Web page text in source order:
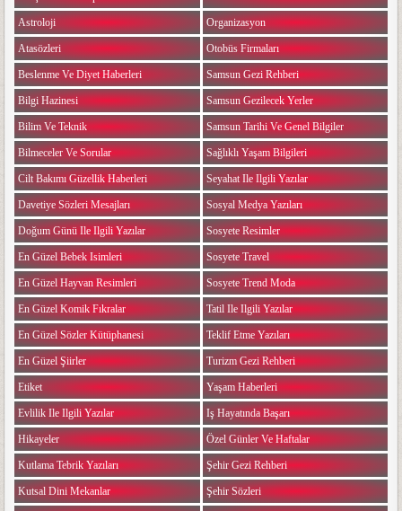
Astroloji
Atasözleri
Beslenme Ve Diyet Haberleri
Bilgi Hazinesi
Bilim Ve Teknik
Bilmeceler Ve Sorular
Cilt Bakımı Güzellik Haberleri
Davetiye Sözleri Mesajları
Doğum Günü Ile Ilgili Yazılar
En Güzel Bebek Isimleri
En Güzel Hayvan Resimleri
En Güzel Komik Fıkralar
En Güzel Sözler Kütüphanesi
En Güzel Şiirler
Etiket
Evlilik Ile Ilgili Yazılar
Hikayeler
Kutlama Tebrik Yazıları
Kutsal Dini Mekanlar
Organizasyon
Otobüs Firmaları
Samsun Gezi Rehberi
Samsun Gezilecek Yerler
Samsun Tarihi Ve Genel Bilgiler
Sağlıklı Yaşam Bilgileri
Seyahat Ile Ilgili Yazılar
Sosyal Medya Yazıları
Sosyete Resimler
Sosyete Travel
Sosyete Trend Moda
Tatil Ile Ilgili Yazılar
Teklif Etme Yazıları
Turizm Gezi Rehberi
Yaşam Haberleri
Iş Hayatında Başarı
Özel Günler Ve Haftalar
Şehir Gezi Rehberi
Şehir Sözleri